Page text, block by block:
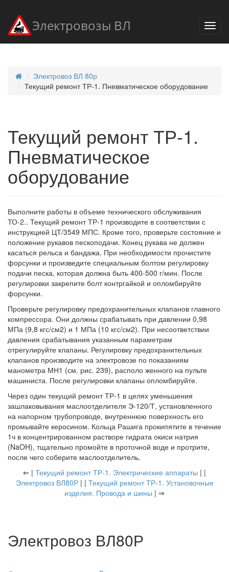
Электровозы ВЛ
Электровоз ВЛ 80р
Текущий ремонт ТР-1. Пневматическое оборудование
Текущий ремонт ТР-1.
Пневматическое
оборудование
Выполните работы в объеме технического обслуживания
ТО-2.. Текущий ремонт ТР-1 производите в соответствии с
инструкцией ЦТ/3549 МПС. Кроме того, проверьте состояние и
положение рукавов пескоподачи. Конец рукава не должен
касаться рельса и бандажа. При необходимости прочистите
форсунки и произведите специальным болтом регулировку
подачи песка, которая должна быть 400-500 г/мин. После
регулировки закрепите болт контргайкой и опломбируйте
форсунки.
Проверьте регулировку предохранительных клапанов главного
компрессора. Они должны срабатывать при давлении 0,98
МПа (9,8 кгс/см2) и 1 МПа (10 кгс/см2). При несоответствии
давления срабатывания указанным параметрам
отрегулируйте клапаны. Регулировку предохранительных
клапанов производите на электровозе по показаниям
манометра МН1 (см. рис. 239), располо женного на пульте
машиниста. После регулировки клапаны опломбируйте.
Через один текущий ремонт ТР-1 в целях уменьшения
зашлаковывания маслоотделителя Э-120/Т, установленного
на напорном трубопроводе, внутреннюю поверхность его
промывайте керосином. Кольца Рашига прокипятите в течение
1ч в концентрированном растворе гидрата окиси натрия
(NaOH), тщательно промойте в проточной воде и протрите,
после чего соберите маслоотделитель.
⇐ | Текущий ремонт ТР-1. Электрические аппараты | |
Электровоз ВЛ80Р| | Текущий ремонт ТР-1. Установочные
изделия. Провода и шины | ⇒
Электровоз ВЛ80Р